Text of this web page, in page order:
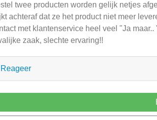
twee producten worden gelijk netjes
achteraf dat ze het product niet meer
met klantenservice heel veel "Ja
zaak, slechte ervaring!!
Reageer